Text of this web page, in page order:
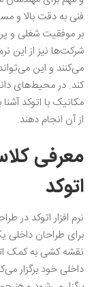
فنی به دقت بالا و
بر موفقیت شغلی و
شرکت‌ها نیز از این
می‌کنند و این
کند. در محیط‌های
مکانیک با اتوکد آشنا
از آن انجام دهند.
معرفی
اتوکد
نرم افزار اتوکد در
برای طراحان
نقشه کشی به کمک
داخلی خود برگزار